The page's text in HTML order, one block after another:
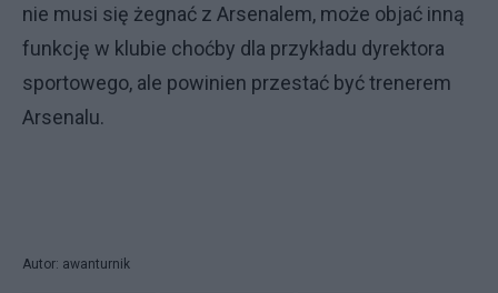
nie musi się żegnać z Arsenalem, może objać inną
funkcję w klubie choćby dla przykładu dyrektora
sportowego, ale powinien przestać być trenerem
Arsenalu.
Autor: awanturnik